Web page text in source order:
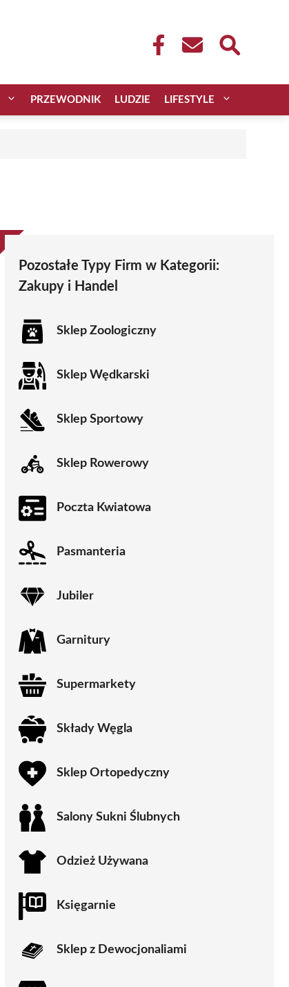
PRZEWODNIK LUDZIE LIFESTYLE
Pozostałe Typy Firm w Kategorii:
Zakupy i Handel
Sklep Zoologiczny
Sklep Wędkarski
Sklep Sportowy
Sklep Rowerowy
Poczta Kwiatowa
Pasmanteria
Jubiler
Garnitury
Supermarkety
Składy Węgla
Sklep Ortopedyczny
Salony Sukni Ślubnych
Odzież Używana
Księgarnie
Sklep z Dewocjonaliami